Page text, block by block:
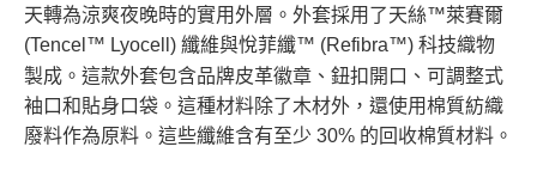
天轉為涼爽夜晚時的實用外層。外套採用了天絲™萊賽爾
(Tencel™ Lyocell) 纖維與悅菲纖™ (Refibra™) 科技織物
製成。這款外套包含品牌皮革徽章、鈕扣開口、可調整式
袖口和貼身口袋。這種材料除了木材外，還使用棉質紡織
廢料作為原料。這些纖維含有至少 30% 的回收棉質材料。